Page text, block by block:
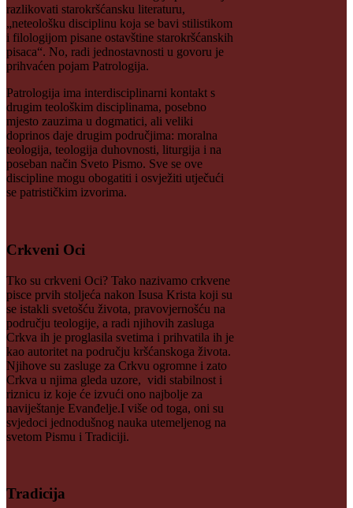
razlikovati starokršćansku literaturu,
„neteološku disciplinu koja se bavi stilistikom
i filologijom pisane ostavštine starokršćanskih
pisaca“. No, radi jednostavnosti u govoru je
prihvaćen pojam Patrologija.
Patrologija ima interdisciplinarni kontakt s
drugim teološkim disciplinama, posebno
mjesto zauzima u dogmatici, ali veliki
doprinos daje drugim područjima: moralna
teologija, teologija duhovnosti, liturgija i na
poseban način Sveto Pismo. Sve se ove
discipline mogu obogatiti i osvježiti utječući
se patrističkim izvorima.
Crkveni Oci
Tko su crkveni Oci? Tako nazivamo crkvene
pisce prvih stoljeća nakon Isusa Krista koji su
se istakli svetošću života, pravovjernošću na
području teologije, a radi njihovih zasluga
Crkva ih je proglasila svetima i prihvatila ih je
kao autoritet na području kršćanskoga života.
Njihove su zasluge za Crkvu ogromne i zato
Crkva u njima gleda uzore, vidi stabilnost i
riznicu iz koje će izvući ono najbolje za
naviještanje Evanđelje.I više od toga, oni su
svjedoci jednodušnog nauka utemeljenog na
svetom Pismu i Tradiciji.
Tradicija